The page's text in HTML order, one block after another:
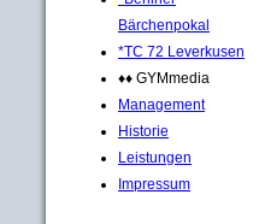
Bärchenpokal
*TC 72 Leverkusen
♦♦ GYMmedia
Management
Historie
Leistungen
Impressum